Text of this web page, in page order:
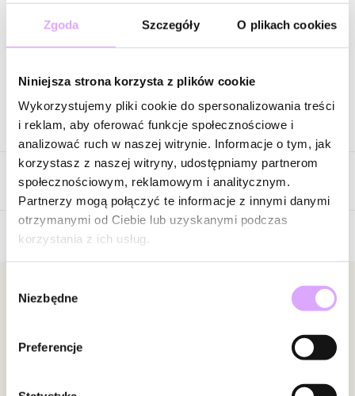
Zgoda Szczegóły O plikach cookies
Niniejsza strona korzysta z plików cookie
Wykorzystujemy pliki cookie do spersonalizowania treści
i reklam, aby oferować funkcje społecznościowe i
analizować ruch w naszej witrynie. Informacje o tym, jak
korzystasz z naszej witryny, udostępniamy partnerom
społecznościowym, reklamowym i analitycznym.
Partnerzy mogą połączyć te informacje z innymi danymi
otrzymanymi od Ciebie lub uzyskanymi podczas
korzystania z ich usług.
zgody
Niezbędne
Preferencje
66,00 zł
Wysyłka do 3 dni roboczych
Opis produktu
Surowiec: stal szlachetna.
Kolor surowca: złoty.
Kolor sznurka: czerwony.
Wielkość elementu: 1,00 cm.
Bransoletka pasuje na każdy nadgarstek. Maksymalna wielkość
Zobacz inne produkty z kolekcji Get Lucky
Opinie
Bądź pierwszą osobą, która podzieli się opinią o tym
Powiadomienie
Newsletter